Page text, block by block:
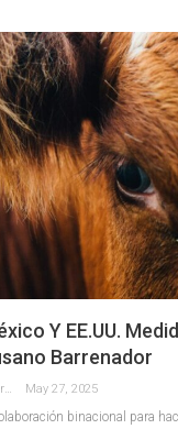
Y EE.UU.
Barrenador
Redaccion La Pancarta De Quintana Roo May 27, 2025
binacional para